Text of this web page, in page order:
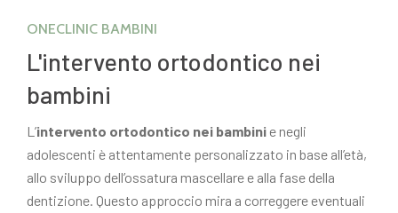
ONECLINIC BAMBINI
L'intervento ortodontico nei
bambini
L’intervento ortodontico nei bambini e negli
adolescenti è attentamente personalizzato in base all’età,
allo sviluppo dell’ossatura mascellare e alla fase della
dentizione. Questo approccio mira a correggere eventuali